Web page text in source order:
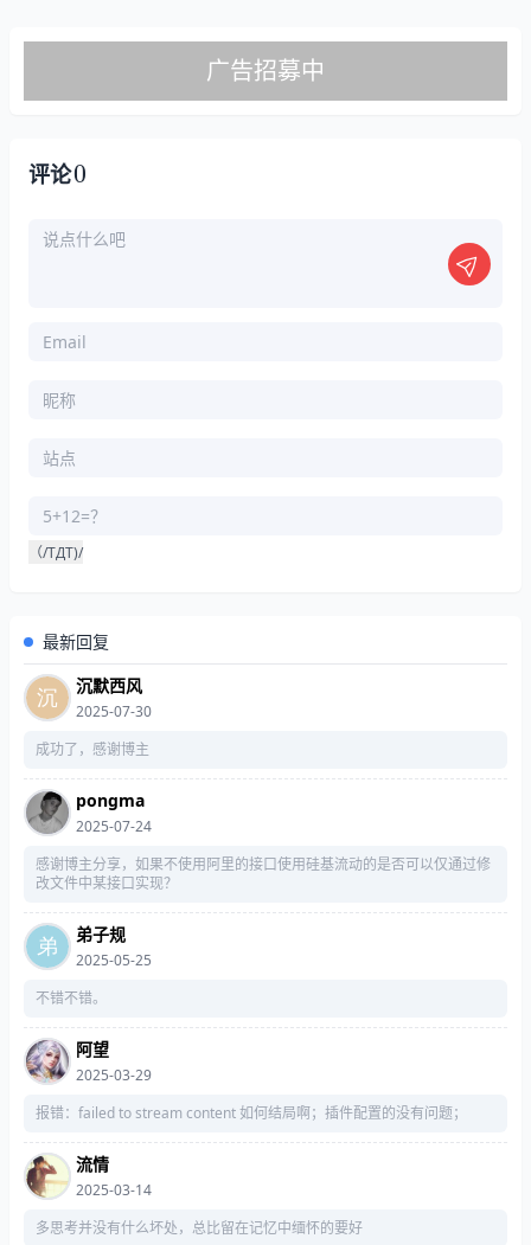
评论0
（/TДT)/
最新回复
沉默西风
2025-07-30
成功了，感谢博主
pongma
2025-07-24
感谢博主分享，如果不使用阿里的接口使用硅基流动的是否可以仅通过修
改文件中某接口实现？
弟子规
2025-05-25
不错不错。
阿望
2025-03-29
报错：failed to stream content 如何结局啊；插件配置的没有问题；
流情
2025-03-14
多思考并没有什么坏处，总比留在记忆中缅怀的要好